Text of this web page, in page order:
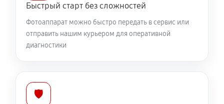
2610 руб 60 минут
Быстрый старт без сложностей
Фотоаппарат можно быстро передать в сервис или
отправить нашим курьером для оперативной
диагностики
🛡️